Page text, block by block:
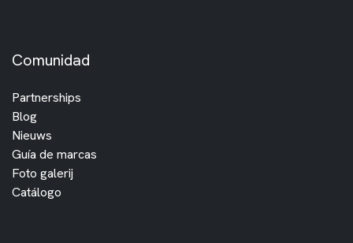
Comunidad
Partnerships
Blog
Nieuws
Guía de marcas
Foto galerij
Catálogo